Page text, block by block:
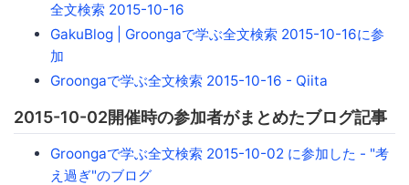
全文検索 2015-10-16
GakuBlog | Groongaで学ぶ全文検索 2015-10-16に参
加
Groongaで学ぶ全文検索 2015-10-16 - Qiita
2015-10-02開催時の参加者がまとめたブログ記事
Groongaで学ぶ全文検索 2015-10-02 に参加した - "考
え過ぎ"のブログ